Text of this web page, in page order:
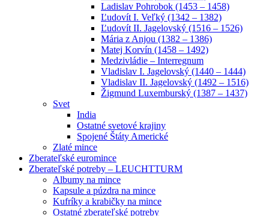
Ladislav Pohrobok (1453 – 1458)
Ľudovít I. Veľký (1342 – 1382)
Ľudovít II. Jagelovský (1516 – 1526)
Mária z Anjou (1382 – 1386)
Matej Korvín (1458 – 1492)
Medzivládie – Interregnum
Vladislav I. Jagelovský (1440 – 1444)
Vladislav II. Jagelovský (1492 – 1516)
Žigmund Luxemburský (1387 – 1437)
Svet
India
Ostatné svetové krajiny
Spojené Štáty Americké
Zlaté mince
Zberateľské euromince
Zberateľské potreby – LEUCHTTURM
Albumy na mince
Kapsule a púzdra na mince
Kufríky a krabičky na mince
Ostatné zberateľské potreby